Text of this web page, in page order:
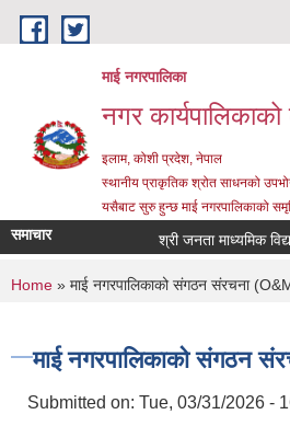
Skip to main content
माई नगरपालिका
नगर कार्यपालिकाको
इलाम, कोशी प्रदेश, नेपाल
स्थानीय प्राकृतिक श्रोत साधनको
यसैबाट सुरु हुन्छ माई नगरपालिकाको
समाचार श्री जनता माध्यमिक
You are here
Home » माई नगरपालिकाको संगठन संरचना
माई नगरपालिकाको संगठन
Submitted on: Tue, 03/31/2026 -